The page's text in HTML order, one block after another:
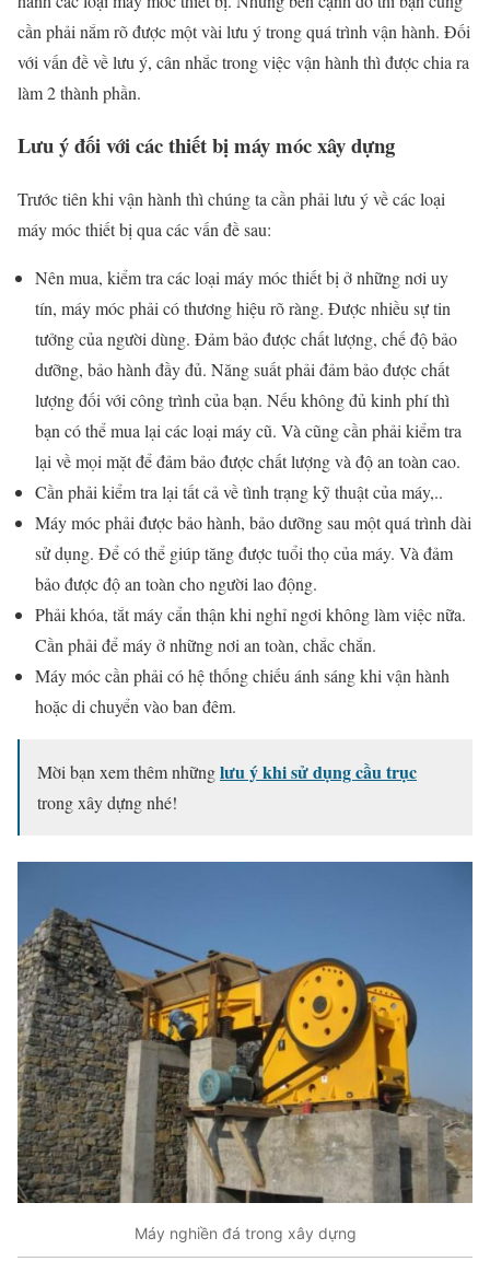
cần phải nắm rõ được một vài lưu ý trong quá trình vận hành. Đối
với vấn đề về lưu ý, cân nhắc trong việc vận hành thì được chia ra
làm 2 thành phần.
Lưu ý đối với các thiết bị máy móc xây dựng
Trước tiên khi vận hành thì chúng ta cần phải lưu ý về các loại
máy móc thiết bị qua các vấn đề sau:
Nên mua, kiểm tra các loại máy móc thiết bị ở những nơi uy
tín, máy móc phải có thương hiệu rõ ràng. Được nhiều sự tin
tưởng của người dùng. Đảm bảo được chất lượng, chế độ bảo
dưỡng, bảo hành đầy đủ. Năng suất phải đảm bảo được chất
lượng đối với công trình của bạn. Nếu không đủ kinh phí thì
bạn có thể mua lại các loại máy cũ. Và cũng cần phải kiểm tra
lại về mọi mặt để đảm bảo được chất lượng và độ an toàn cao.
Cần phải kiểm tra lại tất cả về tình trạng kỹ thuật của máy,..
Máy móc phải được bảo hành, bảo dưỡng sau một quá trình dài
sử dụng. Để có thể giúp tăng được tuổi thọ của máy. Và đảm
bảo được độ an toàn cho người lao động.
Phải khóa, tắt máy cẩn thận khi nghỉ ngơi không làm việc nữa.
Cần phải để máy ở những nơi an toàn, chắc chắn.
Máy móc cần phải có hệ thống chiếu ánh sáng khi vận hành
hoặc di chuyển vào ban đêm.
Mời bạn xem thêm nhữnglưu ý khi sử dụng cầu trục
trong xây dựng nhé!
Máy nghiền đá trong xây dựng